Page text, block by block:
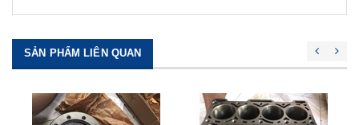
SẢN PHẨM LIÊN QUAN